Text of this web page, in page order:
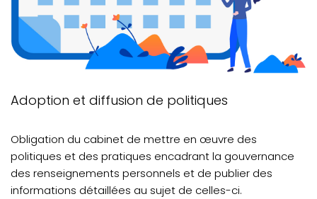
Adoption et diffusion de politiques
Obligation du cabinet de mettre en œuvre des
politiques et des pratiques encadrant la gouvernance
des renseignements personnels et de publier des
informations détaillées au sujet de celles-ci.